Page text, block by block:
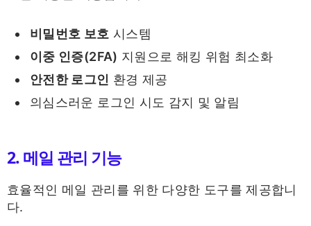
비밀번호 보호 시스템
이중 인증(2FA) 지원으로 해킹 위험 최소화
안전한 로그인 환경 제공
의심스러운 로그인 시도 감지 및 알림
2. 메일 관리 기능
효율적인 메일 관리를 위한 다양한 도구를 제공합니
다.